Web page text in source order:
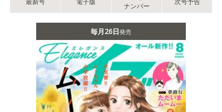
ナンバー
毎月26日発売